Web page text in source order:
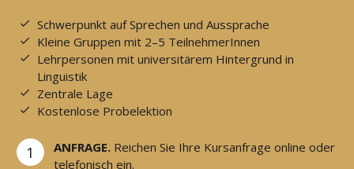
Schwerpunkt auf Sprechen und Aussprache
Kleine Gruppen mit 2–5 TeilnehmerInnen
Lehrpersonen mit universitärem Hintergrund in
Linguistik
Zentrale Lage
Kostenlose Probelektion
1 ANFRAGE. Reichen Sie Ihre Kursanfrage online oder
telefonisch ein.